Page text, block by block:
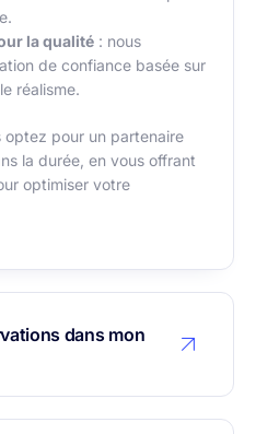
la qualité : nous
de confiance basée sur
réalisme.
optez pour un partenaire
la durée, en vous offrant
optimiser votre
dans mon